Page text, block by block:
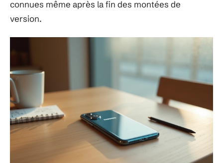
connues même après la fin des montées de
version.